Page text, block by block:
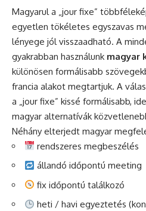
Magyarul a „jour fixe”
egyetlen tökéletes egyszavas
lényege jól visszaadható. A
gyakrabban használunk magyar
különösen formálisabb
francia alakot megtartjuk. A
a „jour fixe” kissé formálisabb,
magyar alternatívák
Néhány elterjedt magyar
rendszeres megbeszélés
állandó időpontú meeting
fix időpontú találkozó
heti / havi egyeztetés